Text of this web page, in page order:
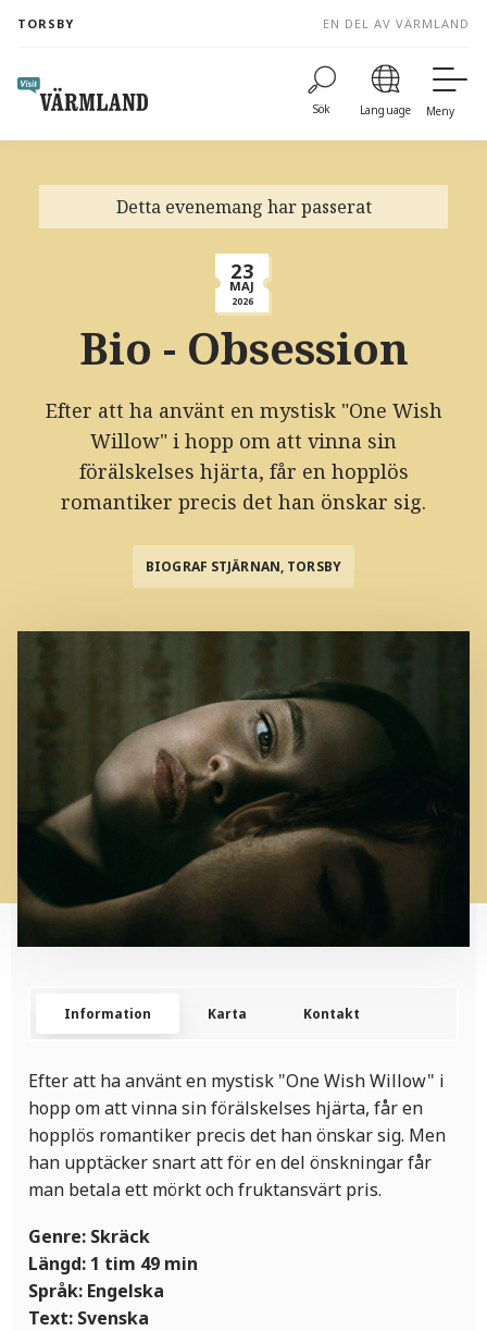
content
TORSBY EN DEL AV VÄRMLAND
Sök Language Meny
Detta evenemang har passerat
23
MAJ
2026
Bio - Obsession
Efter att ha använt en mystisk "One Wish
Willow" i hopp om att vinna sin
förälskelses hjärta, får en hopplös
romantiker precis det han önskar sig.
BIOGRAF STJÄRNAN, TORSBY
Information Karta Kontakt
Efter att ha använt en mystisk "One Wish Willow" i
hopp om att vinna sin förälskelses hjärta, får en
hopplös romantiker precis det han önskar sig. Men
han upptäcker snart att för en del önskningar får
man betala ett mörkt och fruktansvärt pris.
Genre: Skräck
Längd: 1 tim 49 min
Språk: Engelska
Text: Svenska